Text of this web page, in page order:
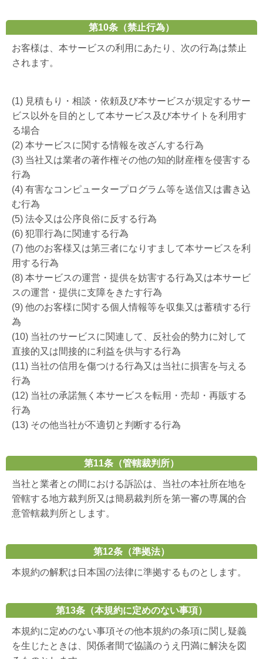
第10条（禁止行為）
お客様は、本サービスの利用にあたり、次の行為は禁止
されます。
(1) 見積もり・相談・依頼及び本サービスが規定するサー
ビス以外を目的として本サービス及び本サイトを利用す
る場合
(2) 本サービスに関する情報を改ざんする行為
(3) 当社又は業者の著作権その他の知的財産権を侵害する
行為
(4) 有害なコンピュータープログラム等を送信又は書き込
む行為
(5) 法令又は公序良俗に反する行為
(6) 犯罪行為に関連する行為
(7) 他のお客様又は第三者になりすまして本サービスを利
用する行為
(8) 本サービスの運営・提供を妨害する行為又は本サービ
スの運営・提供に支障をきたす行為
(9) 他のお客様に関する個人情報等を収集又は蓄積する行
為
(10) 当社のサービスに関連して、反社会的勢力に対して
直接的又は間接的に利益を供与する行為
(11) 当社の信用を傷つける行為又は当社に損害を与える
行為
(12) 当社の承諾無く本サービスを転用・売却・再販する
行為
(13) その他当社が不適切と判断する行為
第11条（管轄裁判所）
当社と業者との間における訴訟は、当社の本社所在地を
管轄する地方裁判所又は簡易裁判所を第一審の専属的合
意管轄裁判所とします。
第12条（準拠法）
本規約の解釈は日本国の法律に準拠するものとします。
第13条（本規約に定めのない事項）
本規約に定めのない事項その他本規約の条項に関し疑義
を生じたときは、関係者間で協議のうえ円満に解決を図